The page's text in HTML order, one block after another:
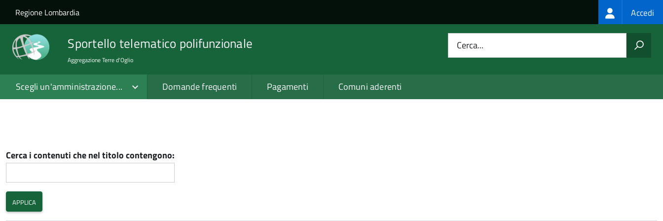
Salta al contenuto principale
Skip to site navigation
Regione Lombardia Login
menu
Accedi
Sportello telematico polifunzionale
Aggregazione Terre d'Oglio
Cerca...
Scegli un'amministrazione... Domande frequenti Pagamenti Comuni aderenti
Cerca i contenuti che nel titolo contengono: